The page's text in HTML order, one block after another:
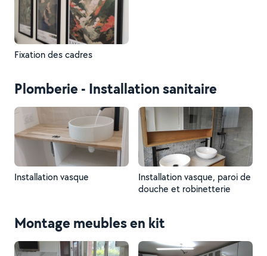
Fixation des cadres
Plomberie - Installation sanitaire
Installation vasque
Installation vasque, paroi de
douche et robinetterie
Montage meubles en kit